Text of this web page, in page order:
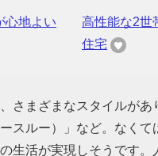
心地よい
高性能な2世
住宅
さまざまなスタイルが
スルー）」など。なく
生活が実現しそうです